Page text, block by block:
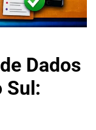
Dados
Sul: